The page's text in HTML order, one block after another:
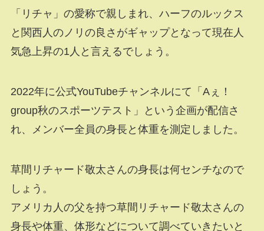
「リチャ」の愛称で親しまれ、ハーフのルックス
と関西人のノリの良さがギャップとなって現在人
気急上昇の1人と言えるでしょう。
2022年に公式YouTubeチャンネルにて「Aぇ！
group秋のスポーツテスト」という企画が配信さ
れ、メンバー全員の身長と体重を測定しました。
草間リチャード敬太さんの身長は何センチなので
しょう。
アメリカ人の父を持つ草間リチャード敬太さんの
身長や体重、体形などについて調べていきたいと